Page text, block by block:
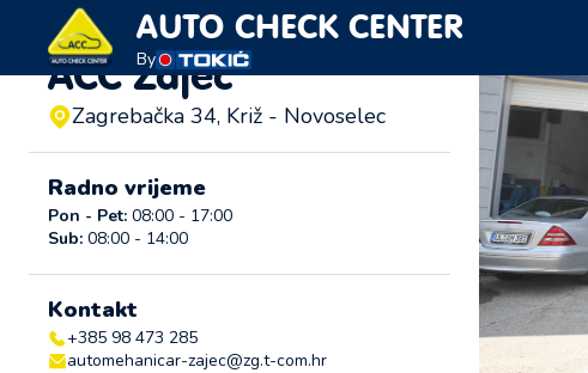
AUTO CHECK CENTER
By
ACC Zajec
Zagrebačka 34, Križ - Novoselec
Radno vrijeme
Pon - Pet: 08:00 - 17:00
Sub: 08:00 - 14:00
Kontakt
+385 98 473 285
automehanicar-zajec@zg.t-com.hr